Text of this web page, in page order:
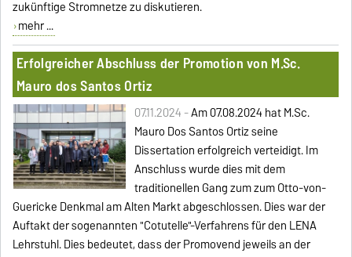
zukünftige Stromnetze zu diskutieren.
mehr ...
Erfolgreicher Abschluss der Promotion von M.Sc.
Mauro dos Santos Ortiz
07.11.2024 -Am 07.08.2024 hat M.Sc.
Mauro Dos Santos Ortiz seine
Dissertation erfolgreich verteidigt. Im
Anschluss wurde dies mit dem
traditionellen Gang zum zum Otto-von-
Guericke Denkmal am Alten Markt abgeschlossen. Dies war der
Auftakt der sogenannten "Cotutelle"-Verfahrens für den LENA
Lehrstuhl.Dies bedeutet, dass der Promovend jeweils an der